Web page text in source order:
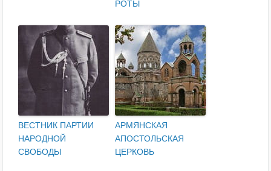
РОТЫ
ВЕСТНИК ПАРТИИ
НАРОДНОЙ
СВОБОДЫ
АРМЯНСКАЯ
АПОСТОЛЬСКАЯ
ЦЕРКОВЬ